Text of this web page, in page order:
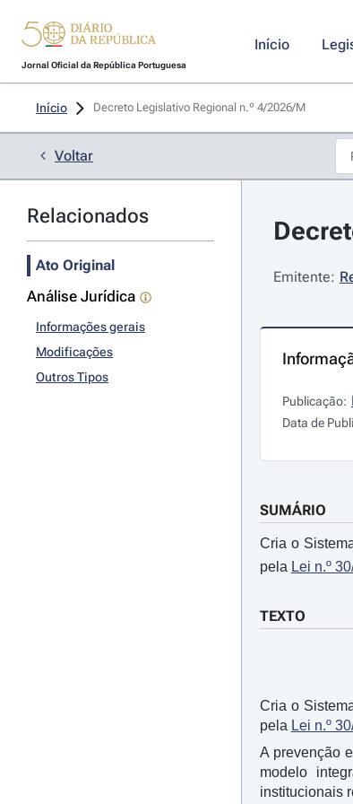
Jornal Oficial da República Portuguesa
Início
Início Decreto Legislativo Regional n.º 4/2026/M
Voltar
Relacionados
Ato Original
Análise Jurídica
Informações gerais
Modificações
Outros Tipos
Emitente:
Publicação:
Data de
SUMÁRIO
Cria o
pela Lei n.º
TEXTO
Cria o
pela Lei n.º
A prevenção
modelo
institucionais